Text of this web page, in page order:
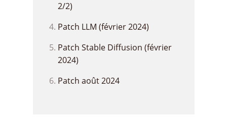
2/2)
Patch LLM (février 2024)
Patch Stable Diffusion (février
2024)
Patch août 2024